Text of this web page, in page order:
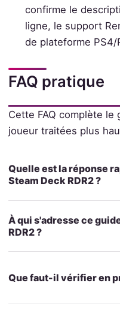
confirme le
ligne, le support
de plateforme PS4/
FAQ pratique
Cette FAQ complète
joueur traitées plus
Quelle est la réponse
Steam Deck RDR2 ?
À qui s'adresse ce
RDR2 ?
Que faut-il vérifier en